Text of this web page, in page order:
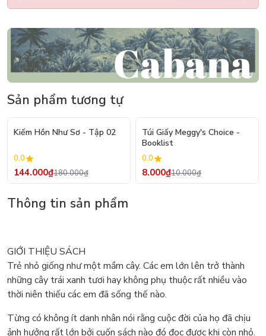
Sản phẩm tương tự
- 20%
Kiếm Hồn Như Sơ - Tập 02
0.0
144.000₫180.000₫
Túi Giấy Meggy's Choice -
Booklist
0.0
8.000₫10.000₫
Thông tin sản phẩm
GIỚI THIỆU SÁCH
Trẻ nhỏ giống như một mầm cây. Các em lớn lên trở thành
những cây trái xanh tươi hay không phụ thuộc rất nhiều vào
thời niên thiếu các em đã sống thế nào.
Từng có không ít danh nhân nói rằng cuộc đời của họ đã chịu
ảnh hưởng rất lớn bởi cuốn sách nào đó đọc được khi còn nhỏ.